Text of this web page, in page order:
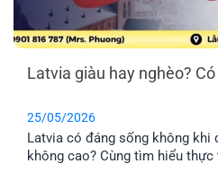
Latvia giàu hay nghèo?
25/05/2026
Latvia có đáng sống không khi
không cao? Cùng tìm hiểu